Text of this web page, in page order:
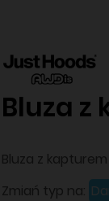
Bluza z
Bluza z
Zmiań typ na: